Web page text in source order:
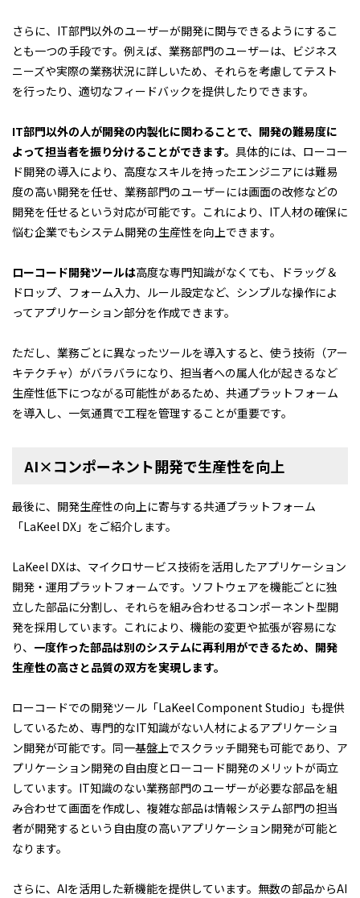
さらに、IT部門以外のユーザーが開発に関与できるようにするこ
とも一つの手段です。例えば、業務部門のユーザーは、ビジネス
ニーズや実際の業務状況に詳しいため、それらを考慮してテスト
を行ったり、適切なフィードバックを提供したりできます。
IT部門以外の人が開発の内製化に関わることで、開発の難易度に
よって担当者を振り分けることができます。 具体的には、ローコー
ド開発の導入により、高度なスキルを持ったエンジニアには難易
度の高い開発を任せ、業務部門のユーザーには画面の改修などの
開発を任せるという対応が可能です。これにより、IT人材の確保に
悩む企業でもシステム開発の生産性を向上できます。
ローコード開発ツールは高度な専門知識がなくても、ドラッグ＆
ドロップ、フォーム入力、ルール設定など、シンプルな操作によ
ってアプリケーション部分を作成できます。
ただし、業務ごとに異なったツールを導入すると、使う技術（アー
キテクチャ）がバラバラになり、担当者への属人化が起きるなど
生産性低下につながる可能性があるため、共通プラットフォーム
を導入し、一気通貫で工程を管理することが重要です。
AI×コンポーネント開発で生産性を向上
最後に、開発生産性の向上に寄与する共通プラットフォーム
「LaKeel DX」をご紹介します。
LaKeel DXは、マイクロサービス技術を活用したアプリケーション
開発・運用プラットフォームです。ソフトウェアを機能ごとに独
立した部品に分割し、それらを組み合わせるコンポーネント型開
発を採用しています。これにより、機能の変更や拡張が容易にな
り、 一度作った部品は別のシステムに再利用ができるため、開発
生産性の高さと品質の双方を実現します。
ローコードでの開発ツール「LaKeel Component Studio」も提供
しているため、専門的なIT知識がない人材によるアプリケーショ
ン開発が可能です。同一基盤上でスクラッチ開発も可能であり、ア
プリケーション開発の自由度とローコード開発のメリットが両立
しています。IT知識のない業務部門のユーザーが必要な部品を組
み合わせて画面を作成し、複雑な部品は情報システム部門の担当
者が開発するという自由度の高いアプリケーション開発が可能と
なります。
さらに、AIを活用した新機能を提供しています。無数の部品からAI